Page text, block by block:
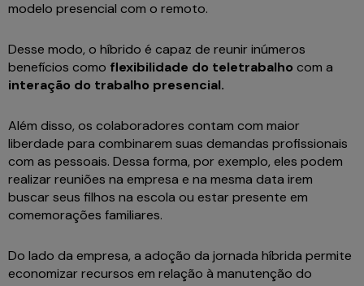
modelo presencial com o remoto.
Desse modo, o híbrido é capaz de reunir inúmeros
benefícios como flexibilidade do teletrabalho com a
interação do trabalho presencial.
Além disso, os colaboradores contam com maior
liberdade para combinarem suas demandas profissionais
com as pessoais. Dessa forma, por exemplo, eles podem
realizar reuniões na empresa e na mesma data irem
buscar seus filhos na escola ou estar presente em
comemorações familiares.
Do lado da empresa, a adoção da jornada híbrida permite
economizar recursos em relação à manutenção do